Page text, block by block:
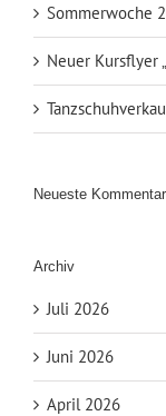
Sommerwoche
Neuer Kursflyer
Neueste
Archiv
Juli 2026
Juni 2026
April 2026